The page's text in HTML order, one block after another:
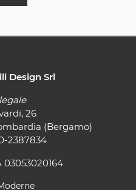
Design Srl
26
(Bergamo)
2387834
03053020164